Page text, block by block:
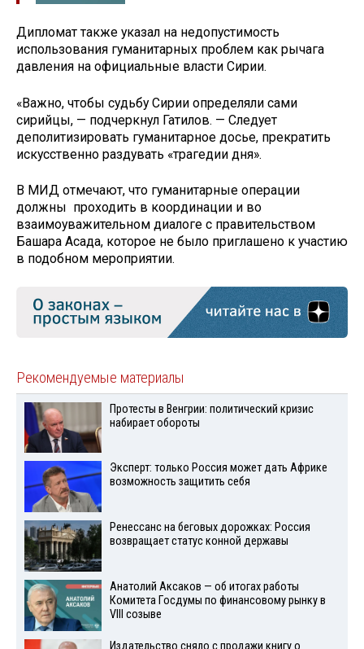
Дипломат также указал на недопустимость
использования гуманитарных проблем как рычага
давления на официальные власти Сирии.
«Важно, чтобы судьбу Сирии определяли сами
сирийцы, — подчеркнул Гатилов. — Следует
деполитизировать гуманитарное досье, прекратить
искусственно раздувать «трагедии дня».
В МИД отмечают, что гуманитарные операции
должны проходить в координации и во
взаимоуважительном диалоге с правительством
Башара Асада, которое не было приглашено к участию
в подобном мероприятии.
Рекомендуемые материалы
Протесты в Венгрии: политический кризис
набирает обороты
Эксперт: только Россия может дать Африке
возможность защитить себя
Ренессанс на беговых дорожках: Россия
возвращает статус конной державы
Анатолий Аксаков — об итогах работы
Комитета Госдумы по финансовому рынку в
VIII созыве
Издательство сняло с продажи книгу о